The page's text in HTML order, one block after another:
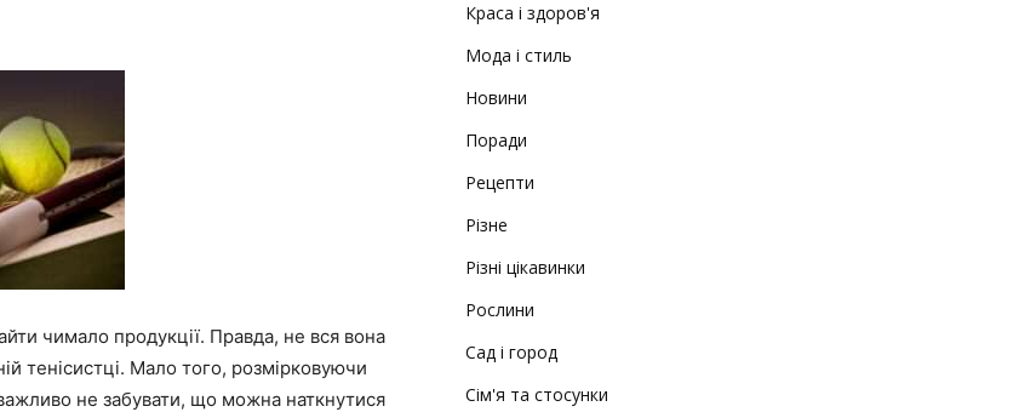
чимало продукції. Правда, не вся вона
тенісистці. Мало того, розмірковуючи
не забувати, що можна наткнутися
Краса і здоров'я
Мода і стиль
Новини
Поради
Рецепти
Різне
Різні цікавинки
Рослини
Сад і город
Сім'я та стосунки